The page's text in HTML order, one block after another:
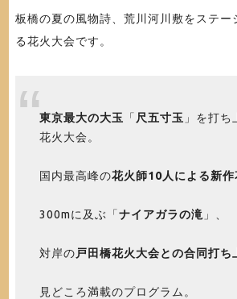
板橋の夏の風物詩、荒川河川敷をステー
る花火大会です。
東京最大の大玉 「 尺五寸玉 」を打ち
花火大会。
国内最高峰の花火師10人による新作
300mに及ぶ「ナイアガラの滝 」、
対岸の 戸田橋花火大会との合同打ち
見どころ満載のプログラム。